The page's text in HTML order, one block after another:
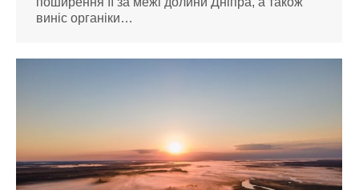
виніс органіки…